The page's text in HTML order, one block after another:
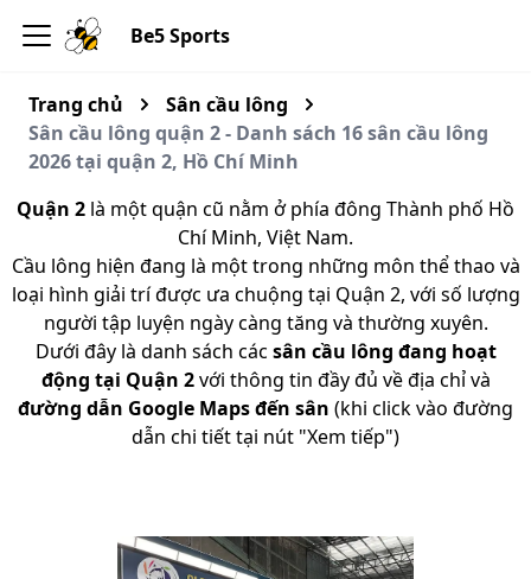
Be5 Sports
Trang chủ
Sân cầu lông
Sân cầu lông quận 2 - Danh sách 16 sân cầu lông
2026 tại quận 2, Hồ Chí Minh
Quận 2 là một quận cũ nằm ở phía đông Thành phố Hồ
Chí Minh, Việt Nam.
Cầu lông hiện đang là một trong những môn thể thao và
loại hình giải trí được ưa chuộng tại Quận 2, với số lượng
người tập luyện ngày càng tăng và thường xuyên.
Dưới đây là danh sách các sân cầu lông đang hoạt
động tại Quận 2với thông tin đầy đủ về địa chỉ và
đường dẫn Google Maps đến sân (khi click vào đường
dẫn chi tiết tại nút "Xem tiếp")